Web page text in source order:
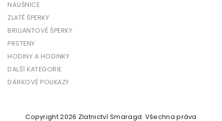
NÁUŠNICE
ZLATÉ ŠPERKY
BRILIANTOVÉ ŠPERKY
PRSTENY
HODINY A HODINKY
DALŠÍ KATEGORIE
DÁRKOVÉ POUKAZY
Copyright 2026 Zlatnictví Smaragd. Všechna práva